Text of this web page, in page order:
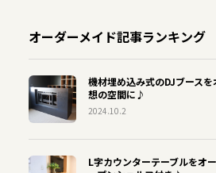
オーダーメイド記事ランキング
機材埋め込み式のDJブース
想の空間に♪
2024.10.2
L字カウンターテーブルをオ